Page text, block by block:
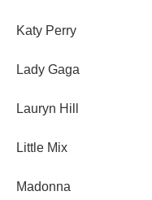
Katy Perry
Lady Gaga
Lauryn Hill
Little Mix
Madonna